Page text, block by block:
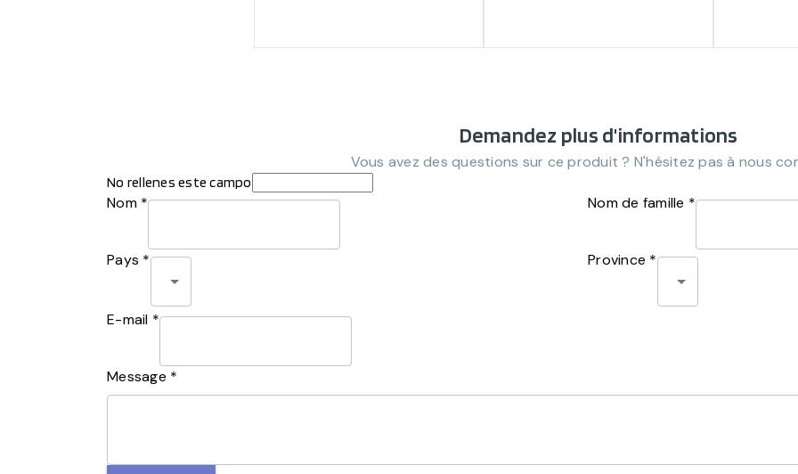
Demandez plus d'informations
Vous avez des questions sur ce produit ? N'hésitez pas à nous
No rellenes este campo
Nom * Nom de famille *
Pays * Province *
E-mail *
Message *